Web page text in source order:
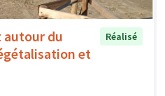
autour du
et
Réalisé